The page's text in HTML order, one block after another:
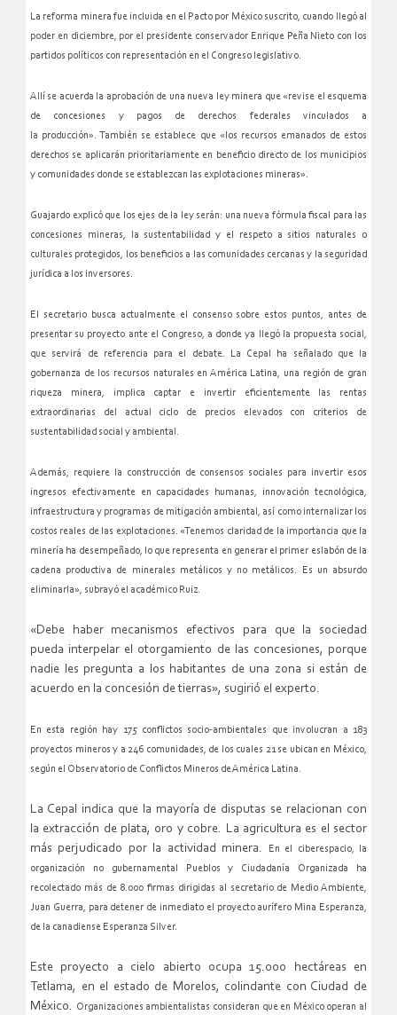
La reforma minera fue incluida en el Pacto por México suscrito, cuando
llegó al
poder en diciembre, por el presidente conservador Enrique Peña Nieto con los
partidos políticos con representación en el Congreso legislativo.
Allí se acuerda la aprobación de una nueva ley minera que «revise el esquema
de concesiones y pagos de derechos federales vinculados a
la producción».También se establece que «los recursos emanados de estos
derechos se aplicarán prioritariamente en beneficio directo de los municipios
y comunidades donde se establezcan las explotaciones mineras».
Guajardo explicó que los ejes de la ley serán: una nueva fórmula fiscal para las
concesiones mineras, la sustentabilidad y el respeto a sitios naturales o
culturales protegidos, los beneficios a las comunidades cercanas y la seguridad
jurídica a los inversores.
El secretario busca actualmente el consenso sobre estos puntos, antes de
presentar su proyecto ante el Congreso, a donde ya llegó la propuesta social,
que servirá de referencia para el debate.
La Cepal ha señalado que la
gobernanza de los recursos naturales en América Latina, una región de gran
riqueza minera, implica captar e
invertir eficientemente las rentas
extraordinarias del actual ciclo de precios elevados con criterios de
sustentabilidad social y ambiental.
Además, requiere la construcción de consensos sociales para invertir esos
ingresos efectivamente en capacidades humanas, innovación tecnológica,
infraestructura y programas de mitigación ambiental, así como internalizar los
costos reales de las explotaciones. «Tenemos claridad de la importancia que la
minería ha desempeñado, lo que representa en generar el primer eslabón de la
cadena productiva de minerales metálicos y no metálicos. Es un absurdo
eliminarla», subrayó el académico Ruiz.
«Debe haber mecanismos efectivos para que la sociedad
pueda interpelar el otorgamiento de las concesiones, porque
nadie les pregunta a los habitantes de una zona si están de
acuerdo en la concesión de tierras», sugirió el experto.
En esta región hay 175 conflictos socio-ambientales que involucran a 183
proyectos mineros y a 246 comunidades, de los cuales 21 se ubican en México,
según el Observatorio de Conflictos Mineros de América Latina.
La Cepal indica que la mayoría de disputas se relacionan con
la extracción de plata, oro y cobre. La agricultura es el sector
más perjudicado por la actividad minera.
En el ciberespacio, la
organización no gubernamental Pueblos y Ciudadanía Organizada ha
recolectado más de 8.000 firmas dirigidas al
secretario de Medio Ambiente,
Juan Guerra, para detener de inmediato el proyecto aurífero Mina Esperanza,
de la canadiense Esperanza Silver.
Este proyecto a cielo abierto ocupa 15.000 hectáreas en
Tetlama, en el estado de Morelos, colindante con Ciudad de
México. Organizaciones ambientalistas consideran que en México operan al